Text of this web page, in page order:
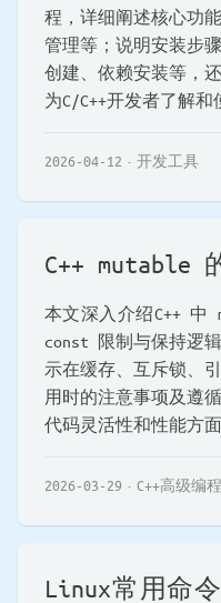
程，详细阐述核心功
管理等；说明安装步
创建、依赖安装等，
为C/C++开发者了解和
2026-04-12 开发工具
C++ mutable
本文深入介绍C++ 中
const 限制与保持逻
示在缓存、互斥锁、
用时的注意事项及遵
代码灵活性和性能方面
2026-03-29 C++高级编程
Linux常用命